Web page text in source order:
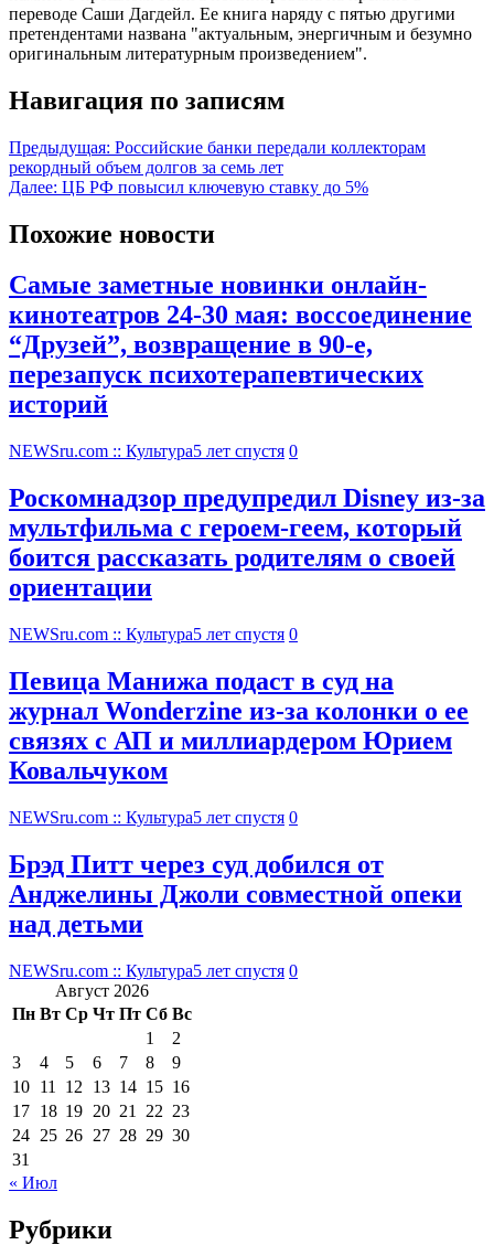
переводе Саши Дагдейл. Ее книга наряду с пятью другими
претендентами названа "актуальным, энергичным и безумно
оригинальным литературным произведением".
Навигация по записям
Предыдущая: Российские банки передали коллекторам
рекордный объем долгов за семь лет
Далее: ЦБ РФ повысил ключевую ставку до 5%
Похожие новости
Самые заметные новинки онлайн-
кинотеатров 24-30 мая: воссоединение
“Друзей”, возвращение в 90-е,
перезапуск психотерапевтических
историй
NEWSru.com :: Культура5 лет спустя 0
Роскомнадзор предупредил Disney из-за
мультфильма c героем-геем, который
боится рассказать родителям о своей
ориентации
NEWSru.com :: Культура5 лет спустя 0
Певица Манижа подаст в суд на
журнал Wonderzine из-за колонки о ее
связях с АП и миллиардером Юрием
Ковальчуком
NEWSru.com :: Культура5 лет спустя 0
Брэд Питт через суд добился от
Анджелины Джоли совместной опеки
над детьми
NEWSru.com :: Культура5 лет спустя 0
Август 2026
Пн Вт Ср Чт Пт Сб Вс
1
2
3
4 5 6 7 8
9
10 11 12 13 14 15 16
17 18 19 20 21 22 23
24 25 26 27 28 29 30
31
« Июл
Рубрики